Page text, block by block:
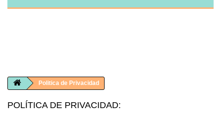
Politica de Privacidad
POLÍTICA DE PRIVACIDAD: